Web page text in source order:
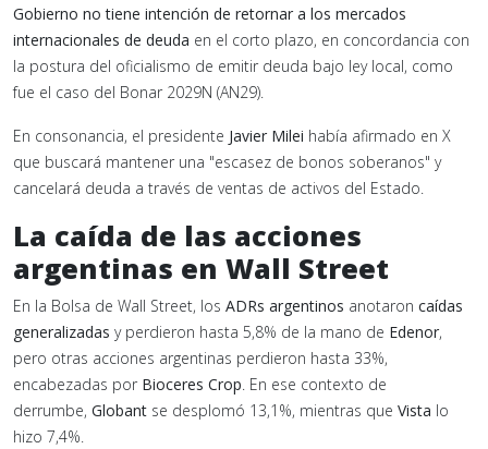
Gobierno no tiene intención de retornar a los mercados
internacionales de deuda en el corto plazo, en concordancia con
la postura del oficialismo de emitir deuda bajo ley local, como
fue el caso del Bonar 2029N (AN29).
En consonancia, el presidente Javier Milei había afirmado en X
que buscará mantener una "escasez de bonos soberanos" y
cancelará deuda a través de ventas de activos del Estado.
La caída de las acciones
argentinas en Wall Street
En la Bolsa de Wall Street, los ADRs argentinos anotaron caídas
generalizadas y perdieron hasta 5,8% de la mano de Edenor,
pero otras acciones argentinas perdieron hasta 33%,
encabezadas por Bioceres Crop. En ese contexto de
derrumbe, Globant se desplomó 13,1%, mientras que Vista lo
hizo 7,4%.